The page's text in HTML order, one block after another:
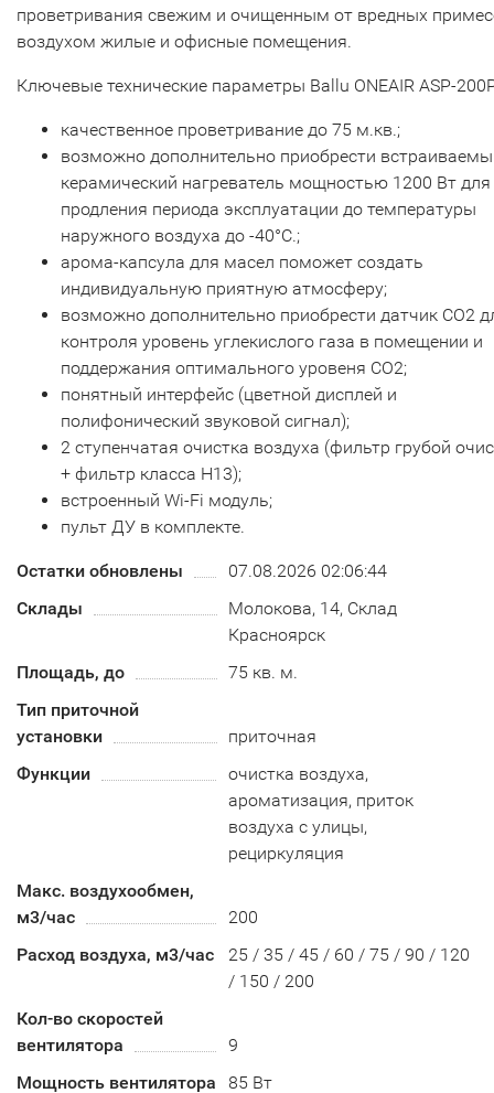
проветривания свежим и очищенным от вредных
воздухом жилые и офисные помещения.
Ключевые технические параметры Ballu ONEAIR ASP-
качественное проветривание до 75 м.кв.;
возможно дополнительно приобрести
керамический нагреватель мощностью 1200 Вт для
продления периода эксплуатации до температуры
наружного воздуха до -40°С.;
арома-капсула для масел поможет создать
индивидуальную приятную атмосферу;
возможно дополнительно приобрести датчик CO2
контроля уровень углекислого газа в помещении и
поддержания оптимального уровеня CO2;
понятный интерфейс (цветной дисплей и
полифонический звуковой сигнал);
2 ступенчатая очистка воздуха (фильтр грубой
+ фильтр класса H13);
встроенный Wi-Fi модуль;
пульт ДУ в комплекте.
Остатки обновлены
07.08.2026 02:06:44
Склады
Молокова, 14, Склад
Красноярск
Площадь, до
75 кв. м.
Тип приточной
установки
приточная
Функции
очистка воздуха,
ароматизация, приток
воздуха с улицы,
рециркуляция
Макс. воздухообмен,
м3/час
200
Расход воздуха, м3/час
25 / 35 / 45 / 60 / 75 / 90 / 120
/ 150 / 200
Кол-во скоростей
вентилятора
9
Мощность вентилятора
85 Вт